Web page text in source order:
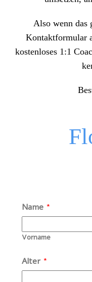
Also wenn
Kontaktformular
kostenloses 1:1
Name *
Vorname
Alter *